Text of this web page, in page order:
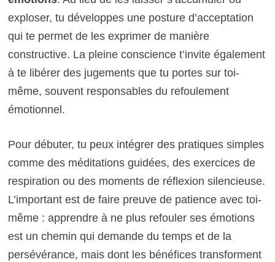
exploser, tu développes une posture d’acceptation
qui te permet de les exprimer de manière
constructive. La pleine conscience t’invite également
à te libérer des jugements que tu portes sur toi-
même, souvent responsables du refoulement
émotionnel.
Pour débuter, tu peux intégrer des pratiques simples
comme des méditations guidées, des exercices de
respiration ou des moments de réflexion silencieuse.
L’important est de faire preuve de patience avec toi-
même : apprendre à ne plus refouler ses émotions
est un chemin qui demande du temps et de la
persévérance, mais dont les bénéfices transforment